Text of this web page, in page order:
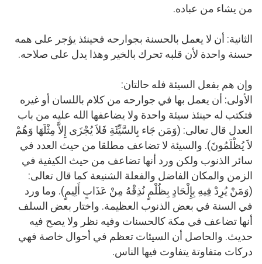
من يشاء من عباده.
الثانية: أن لا يعمل بالحسنة بجوارحه فحينئذ يؤجر على همه
حسنة واحدة لأن قلبه تحرك بالخير وهذا يدل على صلاحه.
وإن هم بفعل السيئة فله حالتان:
الأولى: أن يعمل بها في جوارحه من كلام باللسان أو غيره
فتكتب له حينئذ سيئة واحدة ولا يضاعفها الله عليه من باب
العدل قال تعالى: (وَمَن جَاء بِالسَّيِّئَةِ فَلاَ يُجْزَى إِلاَّ مِثْلَهَا وَهُمْ
لاَ يُظْلَمُونَ). والسيئة لا تضاعف مطلقا من حيث العدد في
سائر الذنوب ولكن ورد أنها تضاعف من حيث الكيفية في
الزمن والمكان الفاضل والفعلة الشنيعة كما قال تعالى:
(وَمَنْ يُرِدْ فِيهِ بِإِلْحَادٍ بِظُلْمٍ نُذِقْهُ مِنْ عَذَابٍ أَلِيمٍ). وما ورد
في السنة في بعض الذنوب العظيمة. واختار بعض السلف
أنها تضاعف في مكة كالحسنات وفيه نظر ولا يصح فيه
حديث. والحاصل أن السيئات تعظم في أحوال خاصة فهي
دركات متفاوتة يتفاوت فيها الناس.